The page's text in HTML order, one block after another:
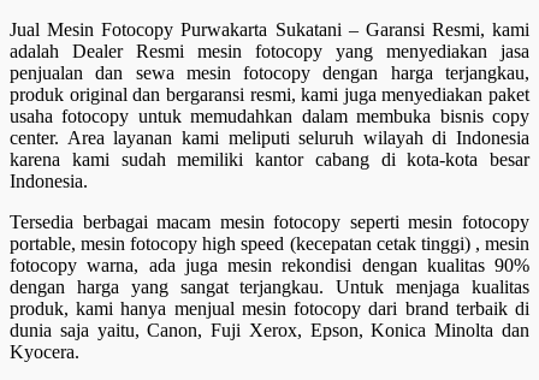
Jual Mesin Fotocopy Purwakarta Sukatani – Garansi Resmi, kami
adalah Dealer Resmi mesin fotocopy yang menyediakan jasa
penjualan dan sewa mesin fotocopy dengan harga terjangkau,
produk original dan bergaransi resmi, kami juga menyediakan paket
usaha fotocopy untuk memudahkan dalam membuka bisnis copy
center. Area layanan kami meliputi seluruh wilayah di Indonesia
karena kami sudah memiliki kantor cabang di kota-kota besar
Indonesia.
Tersedia berbagai macam mesin fotocopy seperti mesin fotocopy
portable, mesin fotocopy high speed (kecepatan cetak tinggi) , mesin
fotocopy warna, ada juga mesin rekondisi dengan kualitas 90%
dengan harga yang sangat terjangkau. Untuk menjaga kualitas
produk, kami hanya menjual mesin fotocopy dari brand terbaik di
dunia saja yaitu, Canon, Fuji Xerox, Epson, Konica Minolta dan
Kyocera.